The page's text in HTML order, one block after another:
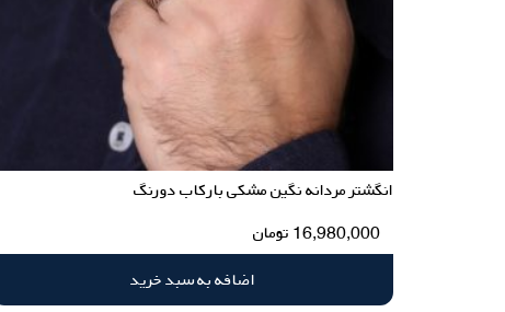
انگشتر مردانه نگین مشکی بارکاب دورنگ
16,980,000 تومان
اضافه به سبد خرید